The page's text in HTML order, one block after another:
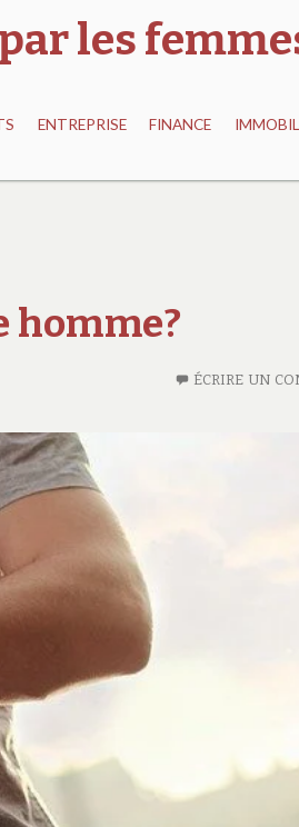
les
ENTREPRISE FINANCE
homme?
ÉCRIRE UN